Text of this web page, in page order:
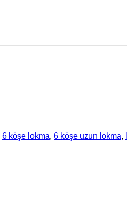
6 köşe lokma, 6 köşe uzun lokma,